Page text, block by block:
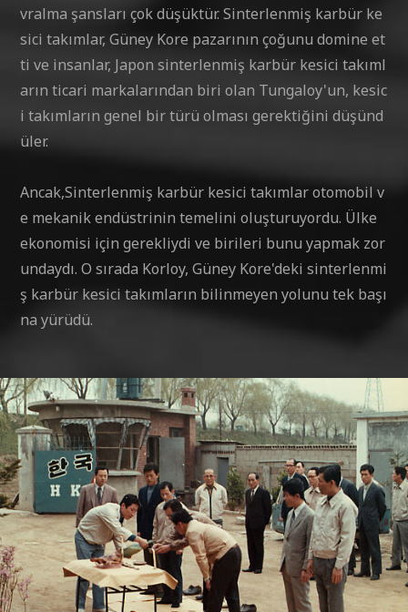
vralma şansları çok düşüktür. Sinterlenmiş karbür ke
sici takımlar, Güney Kore pazarının çoğunu domine et
ti ve insanlar, Japon sinterlenmiş karbür kesici takıml
arın ticari markalarından biri olan Tungaloy'un, kesic
i takımların genel bir türü olması gerektiğini düşünd
üler.
Ancak,Sinterlenmiş karbür kesici takımlar otomobil v
e mekanik endüstrinin temelini oluşturuyordu. Ülke
ekonomisi için gerekliydi ve birileri bunu yapmak zor
undaydı. O sırada Korloy, Güney Kore'deki sinterlenmi
ş karbür kesici takımların bilinmeyen yolunu tek başı
na yürüdü.